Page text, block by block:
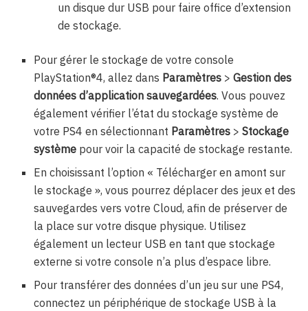
un disque dur USB pour faire office d’extension
de stockage.
Pour gérer le stockage de votre console
PlayStation®4, allez dans Paramètres >Gestion des
données d’application sauvegardées. Vous pouvez
également vérifier l’état du stockage système de
votre PS4 en sélectionnant Paramètres >Stockage
système pour voir la capacité de stockage restante.
En choisissant l’option « Télécharger en amont sur
le stockage », vous pourrez déplacer des jeux et des
sauvegardes vers votre Cloud, afin de préserver de
la place sur votre disque physique. Utilisez
également un lecteur USB en tant que stockage
externe si votre console n’a plus d’espace libre.
Pour transférer des données d’un jeu sur une PS4,
connectez un périphérique de stockage USB à la